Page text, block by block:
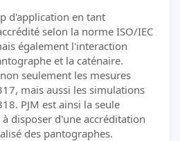
d'application en tant
selon la norme ISO/IEC
également l'interaction
et la caténaire.
seulement les mesures
mais aussi les simulations
PJM est ainsi la seule
disposer d'une accréditation
des pantographes.